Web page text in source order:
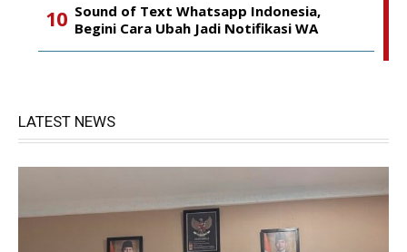
Sound of Text Whatsapp Indonesia,
Begini Cara Ubah Jadi Notifikasi WA
LATEST NEWS